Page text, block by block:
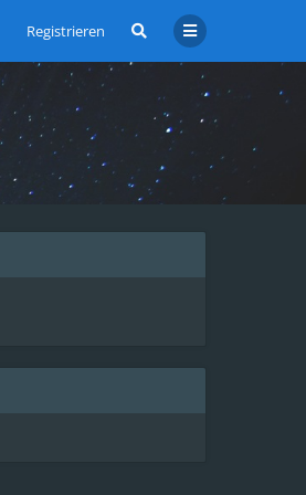
Registrieren